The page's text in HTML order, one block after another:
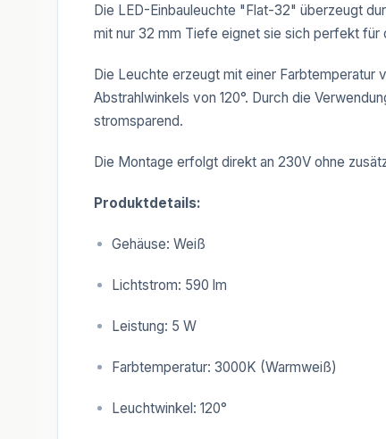
Die LED-Einbauleuchte "Flat-32" überzeugt
mit nur 32 mm Tiefe eignet sie sich perfekt für
Die Leuchte erzeugt mit einer Farbtemperatur
Abstrahlwinkels von 120°. Durch die
stromsparend.
Die Montage erfolgt direkt an 230V ohne
Produktdetails:
Gehäuse: Weiß
Lichtstrom: 590 lm
Leistung: 5 W
Farbtemperatur: 3000K (Warmweiß)
Leuchtwinkel: 120°